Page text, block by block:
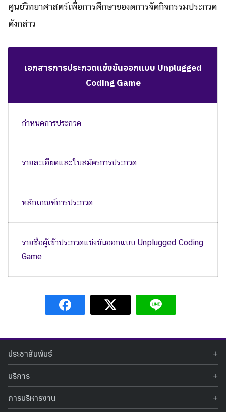
ศูนย์วิทยาศาสตร์เพื่อการศึกษาของดการจัดกิจกรรมประกวด
ดังกล่าว
เอกสารการประกวดแข่งขันออกแบบ Unplugged
Coding Game
กำหนดการประกวด
รายละเอียดและใบสมัครการประกวด
หลักเกณฑ์การประกวด
รายชื่อผู้เข้าประกวดแข่งขันออกแบบ Unplugged Coding
Game
ประชาสัมพันธ์
ข่าวประชาสัมพันธ์
ข่าวกิจกรรม
บริการ
ท้องฟ้าจำลอง
นิทรรศการถาวร
การบริหารงาน
รายงานผลการดำเนินงาน